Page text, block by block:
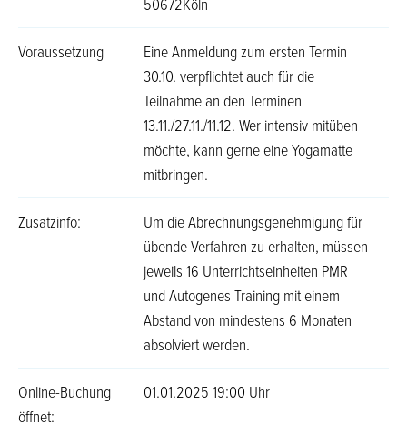
Voraussetzung
Eine Anmeldung zum ersten Termin
30.10. verpflichtet auch für die
Teilnahme an den Terminen
13.11./27.11./11.12. Wer intensiv mitüben
möchte, kann gerne eine Yogamatte
mitbringen.
Zusatzinfo:
Um die Abrechnungsgenehmigung für
übende Verfahren zu erhalten, müssen
jeweils 16 Unterrichtseinheiten PMR
und Autogenes Training mit einem
Abstand von mindestens 6 Monaten
absolviert werden.
Online-Buchung
öffnet:
01.01.2025 19:00 Uhr